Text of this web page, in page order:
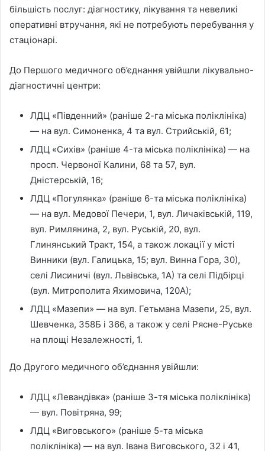
більшість послуг: діагностику, лікування та невеликі
оперативні втручання, які не потребують перебування у
стаціонарі.
До Першого медичного об’єднання увійшли лікувально-
діагностичні центри:
ЛДЦ «Південний» (раніше 2-га міська поліклініка)
— на вул. Симоненка, 4 та вул. Стрийській, 61;
ЛДЦ «Сихів» (раніше 4-та міська поліклініка) — на
просп. Червоної Калини, 68 та 57, вул.
Дністерській, 16;
ЛДЦ «Погулянка» (раніше 6-та міська поліклініка)
— на вул. Медової Печери, 1, вул. Личаківській, 119,
вул. Римлянина, 2, вул. Руській, 20, вул.
Глинянський Тракт, 154, а також локації у місті
Винники (вул. Галицька, 15; вул. Винна Гора, 30),
селі Лисиничі (вул. Львівська, 1А) та селі Підбірці
(вул. Митрополита Яхимовича, 120А);
ЛДЦ «Мазепи» — на вул. Гетьмана Мазепи, 25, вул.
Шевченка, 358Б і 366, а також у селі Рясне-Руське
на площі Незалежності, 1.
До Другого медичного об’єднання увійшли:
ЛДЦ «Левандівка» (раніше 3-тя міська поліклініка)
— вул. Повітряна, 99;
ЛДЦ «Виговського» (раніше 5-та міська
поліклініка) — на вул. Івана Виговського, 32 і 41,